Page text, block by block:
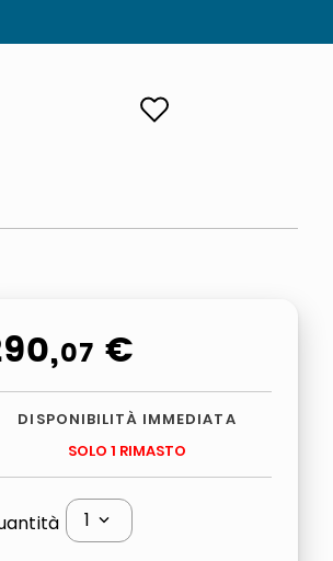
,07 €
DISPONIBILITÀ IMMEDIATA
SOLO 1 RIMASTO
1